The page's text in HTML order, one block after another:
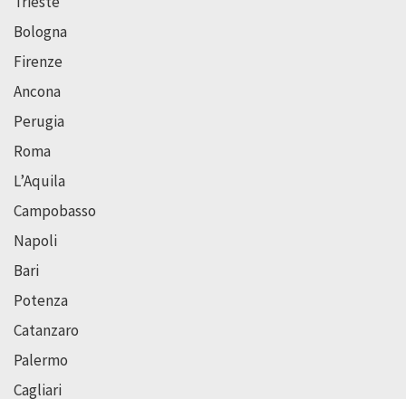
Bologna
Firenze
Ancona
Perugia
Roma
L’Aquila
Campobasso
Napoli
Bari
Potenza
Catanzaro
Palermo
Cagliari